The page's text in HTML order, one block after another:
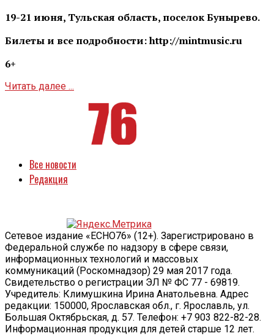
19-21 июня, Тульская область, поселок Бунырево.
Билеты и все подробности: http://mintmusic.ru
6+
Читать далее ...
Все новости
Редакция
Сетевое издание «ECHO76» (12+). Зарегистрировано в
Федеральной службе по надзору в сфере связи,
информационных технологий и массовых
коммуникаций (Роскомнадзор) 29 мая 2017 года.
Свидетельство о регистрации ЭЛ № ФС 77 - 69819.
Учредитель: Климушкина Ирина Анатольевна. Адрес
редакции: 150000, Ярославская обл., г. Ярославль, ул.
Большая Октябрьская, д. 57. Телефон: +7 903 822-82-28.
Информационная продукция для детей старше 12 лет.